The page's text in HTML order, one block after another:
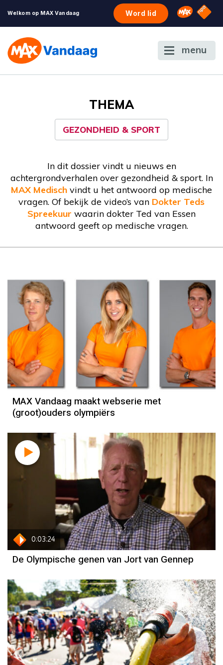
Welkom op MAX Vandaag Word lid Omroep
NPO
menu
THEMA
GEZONDHEID & SPORT
In dit dossier vindt u nieuws en
achtergrondverhalen over gezondheid & sport. In
MAX Medisch vindt u het antwoord op medische
vragen. Of bekijk de video’s van Dokter Teds
Spreekuur waarin dokter Ted van Essen
antwoord geeft op medische vragen.
MAX Vandaag maakt webserie met
(groot)ouders olympiërs
0:03:24
Jort van Gennep
De Olympische genen van Jort van Gennep